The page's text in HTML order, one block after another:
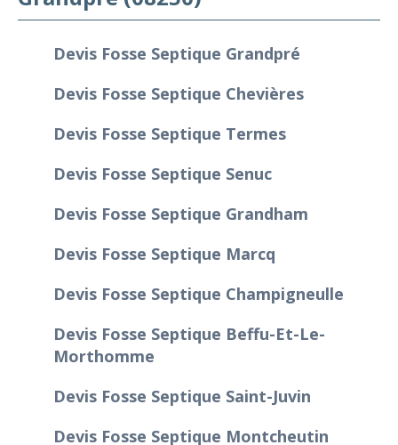
Devis Fosse Septique Grandpré
Devis Fosse Septique Chevières
Devis Fosse Septique Termes
Devis Fosse Septique Senuc
Devis Fosse Septique Grandham
Devis Fosse Septique Marcq
Devis Fosse Septique Champigneulle
Devis Fosse Septique Beffu-Et-Le-
Morthomme
Devis Fosse Septique Saint-Juvin
Devis Fosse Septique Montcheutin